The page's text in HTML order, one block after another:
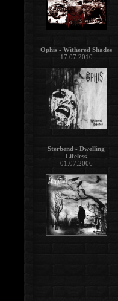
Ophis - Withered Shades
17.07.2010
Sterbend - Dwelling
Lifeless
01.07.2006